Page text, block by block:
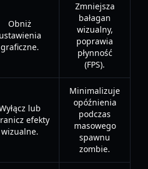
Obniż
ustawienia
graficzne.
Zmniejsza
bałagan
wizualny,
poprawia
płynność
(FPS).
lub
efekty
wizualne.
Minimalizuje
opóźnienia
podczas
masowego
spawnu
zombie.